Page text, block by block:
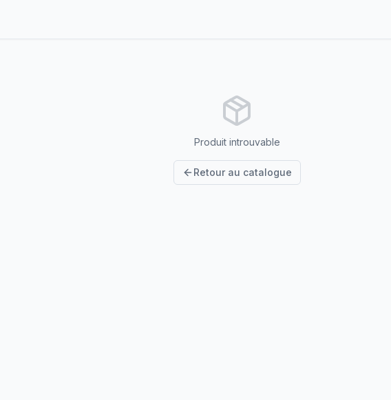
Produit introuvable
Retour au catalogue